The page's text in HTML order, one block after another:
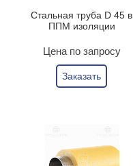
Стальная труба D 45 в
ППМ изоляции
Цена по запросу
Заказать